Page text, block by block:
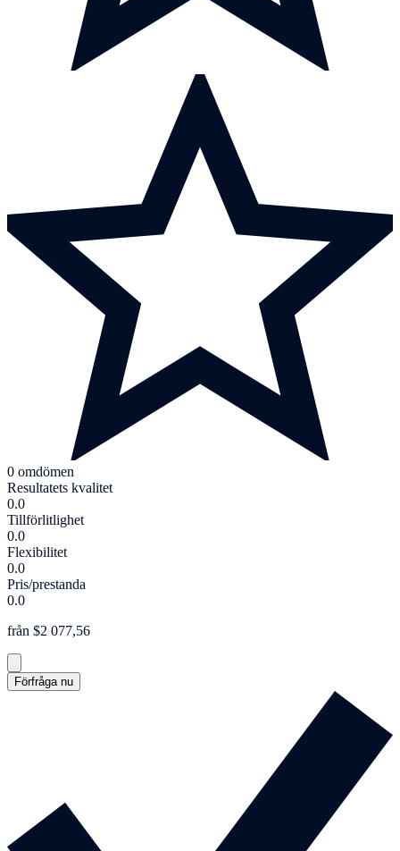
0 omdömen
Resultatets kvalitet
0.0
Tillförlitlighet
0.0
Flexibilitet
0.0
Pris/prestanda
0.0
från $2 077,56
Förfråga nu